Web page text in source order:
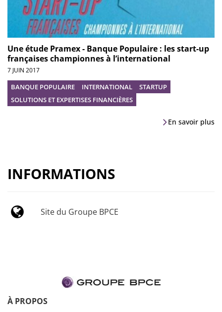
Une étude Pramex - Banque Populaire : les start-up
françaises championnes à l’international
7 JUIN 2017
BANQUE POPULAIRE INTERNATIONAL
STARTUP
SOLUTIONS ET EXPERTISES FINANCIÈRES
En savoir plus
INFORMATIONS
Site du Groupe BPCE
À PROPOS